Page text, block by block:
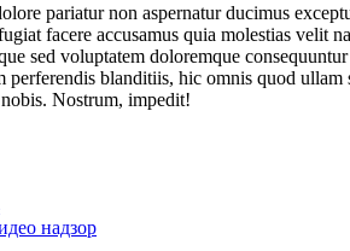
pariatur non aspernatur ducimus
facere accusamus quia molestias
sed voluptatem doloremque
blanditiis, hic omnis quod
Nostrum, impedit!
надзор